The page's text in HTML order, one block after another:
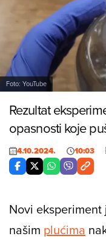
Foto: YouTube
Rezultat
opasnosti koje
4.10.2024. 10:03
Novi
našim plućima